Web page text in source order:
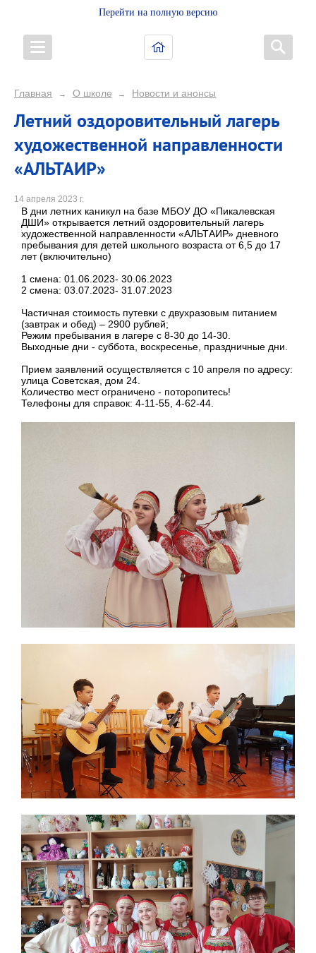
Перейти на полную версию
Главная → О школе → Новости и анонсы
Летний оздоровительный лагерь
художественной направленности
«АЛЬТАИР»
14 апреля 2023 г.
В дни летних каникул на базе МБОУ ДО «Пикалевская
ДШИ» открывается летний оздоровительный лагерь
художественной направленности «АЛЬТАИР» дневного
пребывания для детей школьного возраста от 6,5 до 17
лет (включительно)
1 смена: 01.06.2023- 30.06.2023
2 смена: 03.07.2023- 31.07.2023
Частичная стоимость путевки с двухразовым питанием
(завтрак и обед) – 2900 рублей;
Режим пребывания в лагере с 8-30 до 14-30.
Выходные дни - суббота, воскресенье, праздничные дни.
Прием заявлений осуществляется с 10 апреля по адресу:
улица Советская, дом 24.
Количество мест ограничено - поторопитесь!
Телефоны для справок: 4-11-55, 4-62-44.